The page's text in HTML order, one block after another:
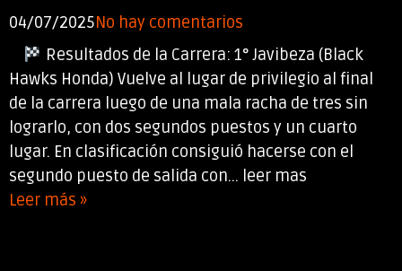
04/07/2025No hay comentarios
Resultados de la Carrera: 1° Javibeza (Black
Hawks Honda) Vuelve al lugar de privilegio al final
de la carrera luego de una mala racha de tres sin
lograrlo, con dos segundos puestos y un cuarto
lugar. En clasificación consiguió hacerse con el
segundo puesto de salida con... leer mas
Leer más »